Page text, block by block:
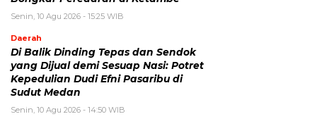
Senin, 10 Agu 2026 - 15:25 WIB
Daerah
Di Balik Dinding Tepas dan Sendok
yang Dijual demi Sesuap Nasi: Potret
Kepedulian Dudi Efni Pasaribu di
Sudut Medan
Senin, 10 Agu 2026 - 14:50 WIB